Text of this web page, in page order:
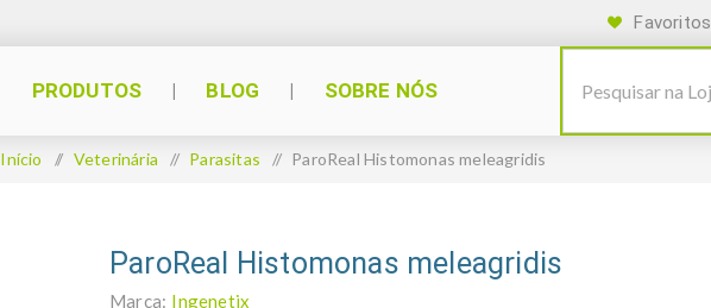
Favoritos
PRODUTOS BLOG SOBRE NÓS
Início / Veterinária / Parasitas / ParoReal Histomonas meleagridis
ParoReal Histomonas meleagridis
Marca: Ingenetix